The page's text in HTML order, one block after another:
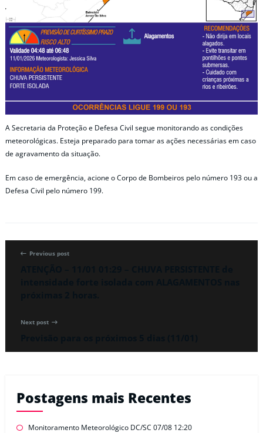
A Secretaria da Proteção e Defesa Civil segue monitorando as condições
meteorológicas. Esteja preparado para tomar as ações necessárias em caso
de agravamento da situação.
Em caso de emergência, acione o Corpo de Bombeiros pelo número 193 ou a
Defesa Civil pelo número 199.
Previous post
Next post
Postagens mais Recentes
Monitoramento Meteorológico DC/SC 07/08 12:20